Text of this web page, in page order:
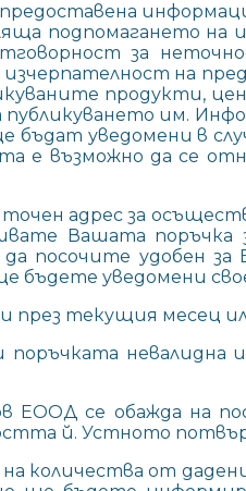
подпомагането
за
на
продукти,
им.
уведомени в
е възможно да се
адрес за
Вашата поръчка
посочите удобен
бъдете уведомени
през текущия месец
ЕООД се обажда на
й. Устното
количества от